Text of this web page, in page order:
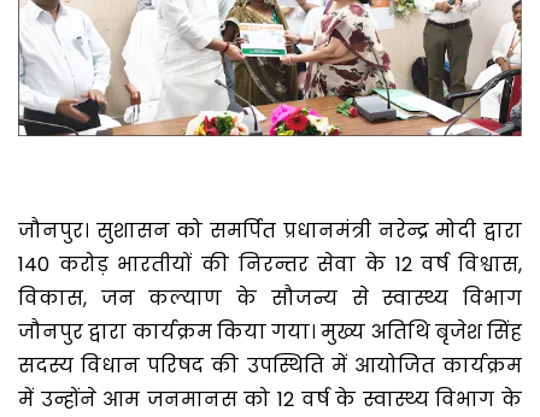
जौनपुर। सुशासन को समर्पित प्रधानमंत्री नरेन्द्र मोदी द्वारा
140 करोड़ भारतीयों की निरन्तर सेवा के 12 वर्ष विश्वास,
विकास, जन कल्याण के सौजन्य से स्वास्थ्य विभाग
जौनपुर द्वारा कार्यक्रम किया गया। मुख्य अतिथि बृजेश सिंह
सदस्य विधान परिषद की उपस्थिति में आयोजित कार्यक्रम
में उन्होंने आम जनमानस को 12 वर्ष के स्वास्थ्य विभाग के